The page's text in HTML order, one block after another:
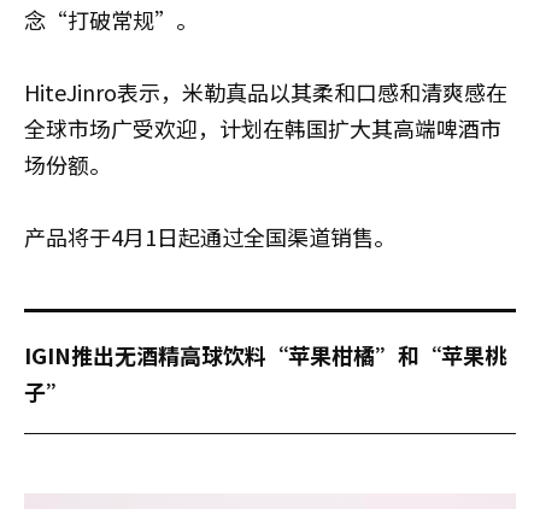
念“打破常规”。
HiteJinro表示，米勒真品以其柔和口感和清爽感在
全球市场广受欢迎，计划在韩国扩大其高端啤酒市
场份额。
产品将于4月1日起通过全国渠道销售。
IGIN推出无酒精高球饮料“苹果柑橘”和“苹果桃
子”